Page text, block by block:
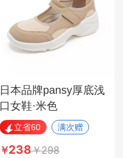
日本品牌pansy厚底浅
口女鞋·米色
立省60 满次赠
238 298